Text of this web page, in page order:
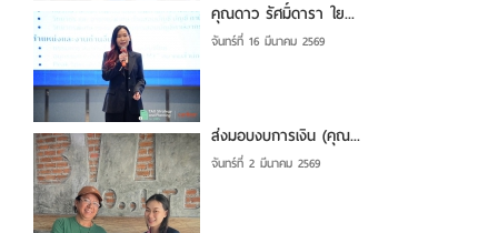
คุณดาว รัศมิ์ดารา ใย...
จันทร์ที่ 16 มีนาคม 2569
ส่งมอบงบการเงิน (คุณ...
จันทร์ที่ 2 มีนาคม 2569